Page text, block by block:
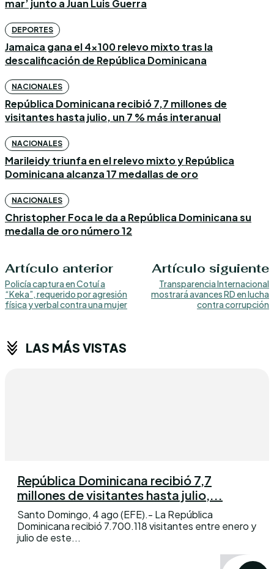
mar’ junto a Juan Luis Guerra
DEPORTES
Jamaica gana el 4×100 relevo mixto tras la
descalificación de República Dominicana
NACIONALES
República Dominicana recibió 7,7 millones de
visitantes hasta julio, un 7 % más interanual
NACIONALES
Marileidy triunfa en el relevo mixto y República
Dominicana alcanza 17 medallas de oro
NACIONALES
Christopher Foca le da a República Dominicana su
medalla de oro número 12
Artículo anterior
Policía captura en Cotuí a
“Keka”, requerido por agresión
física y verbal contra una mujer
Artículo siguiente
Transparencia Internacional
mostrará avances RD en lucha
contra corrupción
LAS MÁS VISTAS
República Dominicana recibió 7,7
millones de visitantes hasta julio,...
Santo Domingo, 4 ago (EFE).- La República
Dominicana recibió 7.700.118 visitantes entre enero y
julio de este...